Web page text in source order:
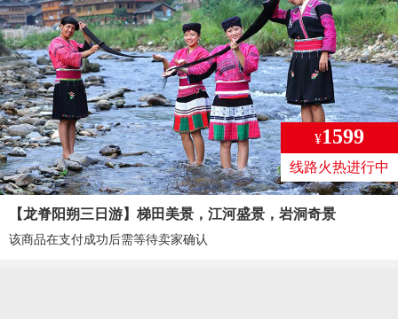
¥1599
线路火热进行中
【龙脊阳朔三日游】梯田美景，江河盛景，岩洞奇景
该商品在支付成功后需等待卖家确认